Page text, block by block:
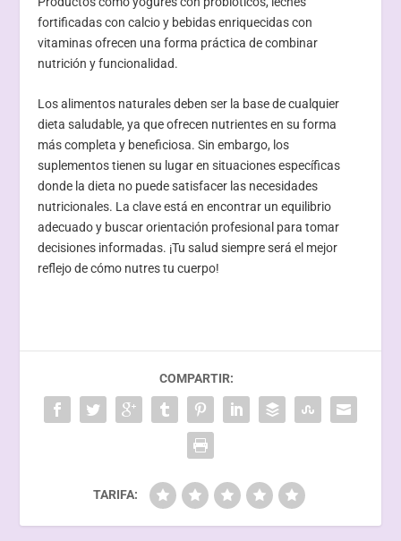
fortificadas con calcio y bebidas enriquecidas con
vitaminas ofrecen una forma práctica de combinar
nutrición y funcionalidad.
Los alimentos naturales deben ser la base de cualquier
dieta saludable, ya que ofrecen nutrientes en su forma
más completa y beneficiosa. Sin embargo, los
suplementos tienen su lugar en situaciones específicas
donde la dieta no puede satisfacer las necesidades
nutricionales. La clave está en encontrar un equilibrio
adecuado y buscar orientación profesional para tomar
decisiones informadas. ¡Tu salud siempre será el mejor
reflejo de cómo nutres tu cuerpo!
COMPARTIR:
TARIFA: